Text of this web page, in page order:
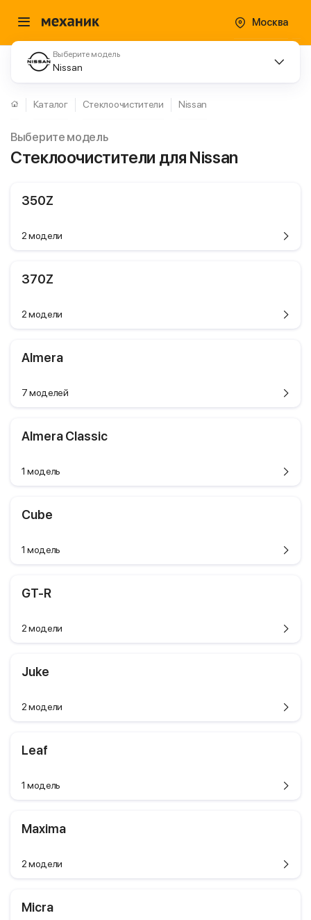
Москва
Выберите модель
Nissan
Каталог Стеклоочистители Nissan
Выберите модель
Стеклоочистители для Nissan
350Z
2 модели
370Z
2 модели
Almera
7 моделей
Almera Classic
1 модель
Cube
1 модель
GT-R
2 модели
Juke
2 модели
Leaf
1 модель
Maxima
2 модели
Micra